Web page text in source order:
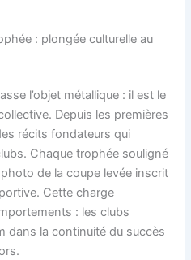
: plongée culturelle au
l’objet métallique : il est le
Depuis les premières
récits fondateurs qui
Chaque trophée souligné
de la coupe levée inscrit
Cette charge
: les clubs
dans la continuité du succès